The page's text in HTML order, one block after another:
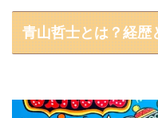
青山哲士とは？経